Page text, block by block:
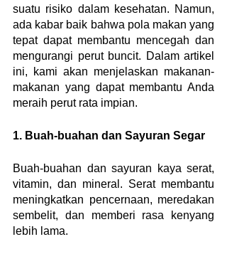
suatu risiko dalam kesehatan. Namun,
ada kabar baik bahwa pola makan yang
tepat dapat membantu mencegah dan
mengurangi perut buncit. Dalam artikel
ini, kami akan menjelaskan makanan-
makanan yang dapat membantu Anda
meraih perut rata impian.
1. Buah-buahan dan Sayuran Segar
Buah-buahan dan sayuran kaya serat,
vitamin, dan mineral. Serat membantu
meningkatkan pencernaan, meredakan
sembelit, dan memberi rasa kenyang
lebih lama.